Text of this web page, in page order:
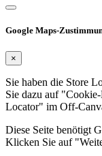
Google Maps-
×
Sie haben die Store
Sie dazu auf
Locator" im Off-
Diese Seite benötigt
Klicken Sie auf